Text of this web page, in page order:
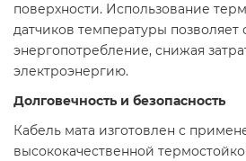
поверхности. Использование
датчиков температуры позволяет
энергопотребление, снижая
электроэнергию.​
Долговечность и безопасность
Кабель мата изготовлен с
высококачественной